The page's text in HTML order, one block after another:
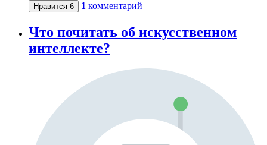
Нравится 6 1 комментарий
Что почитать об искусственном
интеллекте?